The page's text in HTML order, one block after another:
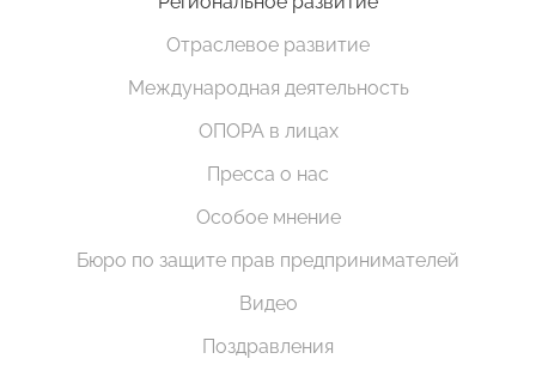
Отраслевое развитие
Международная деятельность
ОПОРА в лицах
Пресса о нас
Особое мнение
Бюро по защите прав предпринимателей
Видео
Поздравления